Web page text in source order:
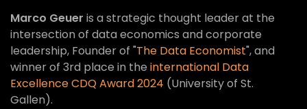
Marco Geuer is a strategic thought leader at the
intersection of data economics and corporate
leadership, Founder of "The Data Economist", and
winner of 3rd place in the international Data
Excellence CDQ Award 2024 (University of St.
Gallen).